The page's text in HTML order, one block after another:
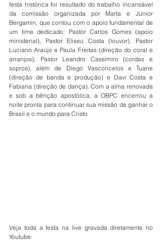
festa histórica foi resultado do trabalho incansável
da comissão organizada por Marta e Júnior
Bergamin, que contou com o apoio fundamental de
um time dedicado: Pastor Carlos Gomes (apoio
ministerial), Pastor Eliseu Costa (louvor), Pastor
Luciano Araújo e Paula Freitas (direção do coral e
arranjos), Pastor Leandro Cassimiro (cordas e
sopros), além de Diego Vasconcelos e Tuane
(direção de banda e produção) e Davi Costa e
Fabiana (direção de dança). Com a alma renovada
e sob a bênção apostólica, a OBPC encerrou a
noite pronta para continuar sua missão de ganhar o
Brasil e o mundo para Cristo
Veja toda a festa na live gravada diretamente no
Youtube: